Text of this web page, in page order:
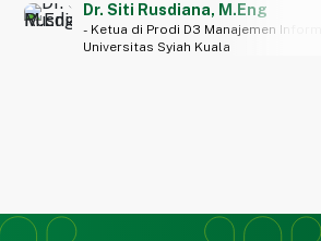
menjadi profesor... Demikian ini tidak
terganggu dalam mengikuti perkuliahan
kesehariannya disebabkan atmosfer
memilki alumni, dan beasiswa pun tidak
Dr. Siti Rusdiana, M.Eng
- Ketua di Prodi D3 Manajemen
Universitas Syiah Kuala